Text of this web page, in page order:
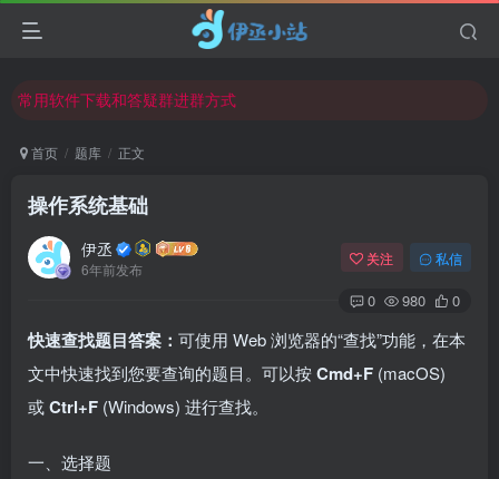
欢迎反馈网站中存在的问题和建议！
常用软件下载和答疑群进群方式
欢迎访问伊丞小站！
首页 题库 正文
操作系统基础
伊丞
6年前发布
关注 私信
0 980 0
快速查找题目答案： 可使用 Web 浏览器的“查找”功能，在本
文中快速找到您要查询的题目。可以按Cmd+F (macOS)
或Ctrl+F (Windows) 进行查找。
一、选择题